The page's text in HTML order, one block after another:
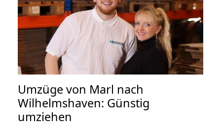
Umzüge von Marl nach
Wilhelmshaven: Günstig
umziehen